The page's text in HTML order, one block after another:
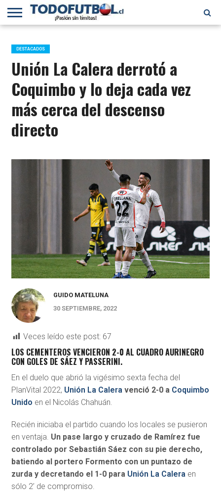
PRIMERA
B
SELECCIÓN
CHILENA
CHILENOS
EN EL
MUNDO
FÚTBOL
INTERNACIONAL
DESTACADOS
Unión La Calera derrotó a
Coquimbo y lo deja cada vez
más cerca del descenso
directo
GUIDO MATELUNA
30 SEPTIEMBRE, 2022
Veces leído este post: 67
LOS CEMENTEROS VENCIERON 2-0 AL CUADRO AURINEGRO
CON GOLES DE SÁEZ Y PASSERINI.
En el duelo que abrió la vigésimo sexta fecha del
PlanVital 2022, Unión La Caleravenció 2-0 a Coquimbo
Unido en el Nicolás Chahuán.
Recién iniciaba el partido cuando los locales se pusieron
en ventaja. Un pase largo y cruzado de Ramírez fue
controlado por Sebastián Sáez con su pie derecho,
batiendo al portero Formento con un puntazo de
zurda y decretando el 1-0 para Unión La Caleraen
sólo 2’ de compromiso.